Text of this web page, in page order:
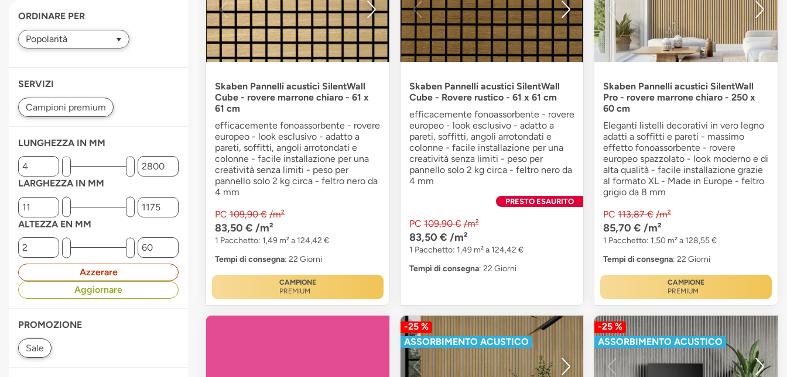
swipe
gestures.
ORDINARE PER
SERVIZI
LUNGHEZZA IN MM
LARGHEZZA IN MM
ALTEZZA EN MM
Azzerare
Aggiornare
PROMOZIONE
Skaben Pannelli acustici SilentWall
Cube - rovere marrone chiaro - 61 x
61 cm
efficacemente fonoassorbente - rovere
europeo - look esclusivo - adatto a
pareti, soffitti, angoli arrotondati e
colonne - facile installazione per una
creatività senza limiti - peso per
pannello solo 2 kg circa - feltro nero da
4 mm
PC 109,90 € /m²
83,50 € /m²
1 Pacchetto: 1,49 m² a 124,42 €
Tempi di consegna: 22 Giorni
CAMPIONE
PREMIUM
Skaben Pannelli acustici SilentWall
Cube - Rovere rustico - 61 x 61 cm
efficacemente fonoassorbente - rovere
europeo - look esclusivo - adatto a
pareti, soffitti, angoli arrotondati e
colonne - facile installazione per una
creatività senza limiti - peso per
pannello solo 2 kg circa - feltro nero da
4 mm
PRESTO ESAURITO
PC 109,90 € /m²
83,50 € /m²
1 Pacchetto: 1,49 m² a 124,42 €
Tempi di consegna: 22 Giorni
Skaben Pannelli acustici SilentWall
Pro - rovere marrone chiaro - 250 x
60 cm
Eleganti listelli decorativi in vero legno
adatti a soffitti e pareti - massimo
effetto fonoassorbente - rovere
europeo spazzolato - look moderno e di
alta qualità - facile installazione grazie
al formato XL - Made in Europe - feltro
grigio da 8 mm
PC 113,87 € /m²
85,70 € /m²
1 Pacchetto: 1,50 m² a 128,55 €
Tempi di consegna: 22 Giorni
CAMPIONE
PREMIUM
-25 %
ASSORBIMENTO ACUSTICO
-25 %
ASSORBIMENTO ACUSTICO